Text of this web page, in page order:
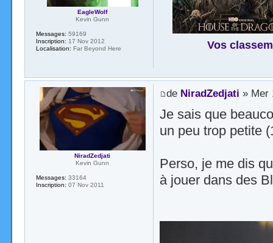
Vos
EagleWolf
Kevin Gunn
Messages: 59169
Inscription: 17 Nov 2012
Localisation: Far Beyond Here
de NiradZedjati » Mer
Je sais que
un peu trop petite
Perso, je me dis
à jouer dans des
NiradZedjati
Kevin Gunn
Messages: 33164
Inscription: 07 Nov 2011